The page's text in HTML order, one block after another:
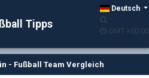
Deutsch
GMT +00:00
Tipps
- Fußball Team Vergleich